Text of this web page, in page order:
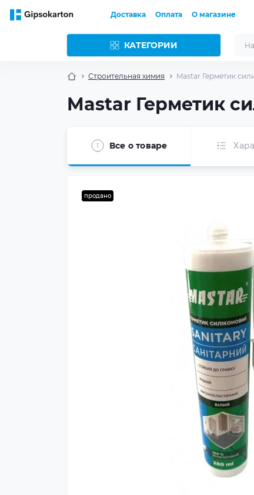
Доставка Оплата О магазине
КАТЕГОРИИ
Строительная химия Mastar Герметик
Mastar Герметик
Все о товаре
продано